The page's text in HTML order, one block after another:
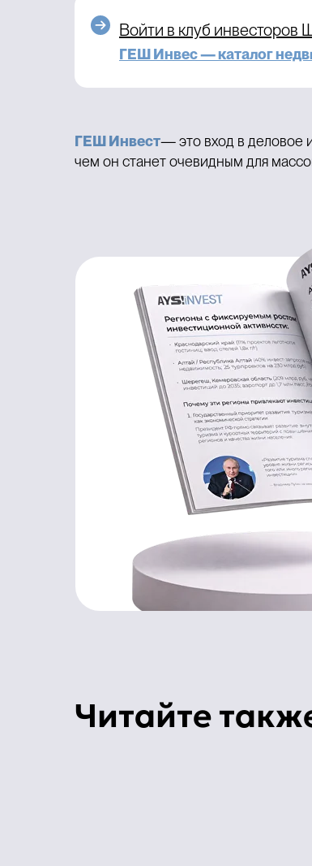
Войти в клуб инвесторов
ГЕШ Инвес — каталог
ГЕШ Инвест— это вход в деловое
чем он станет очевидным для
Читайте